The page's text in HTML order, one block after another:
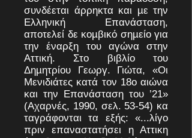
συνδέεται άρρηκτα και µε την
Ελληνική Επανάσταση,
αποτελεί δε κοµβικό σηµείο για
την έναρξη του αγώνα στην
Αττική. Στο βιβλίο του
Δηµητρίου Γεωργ. Γιώτα, «Οι
Μενιδιάτες κατά τον 18ο αιώνα
και την Επανάσταση του ’21»
(Αχαρνές, 1990, σελ. 53-54) κα
ταγράφονται τα εξής: «...λίγο
πριν επαναστατήσει η Αττικη